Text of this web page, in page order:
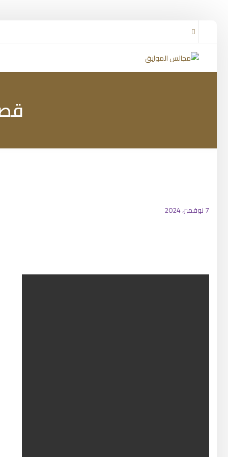
7 نوفمبر، 2024